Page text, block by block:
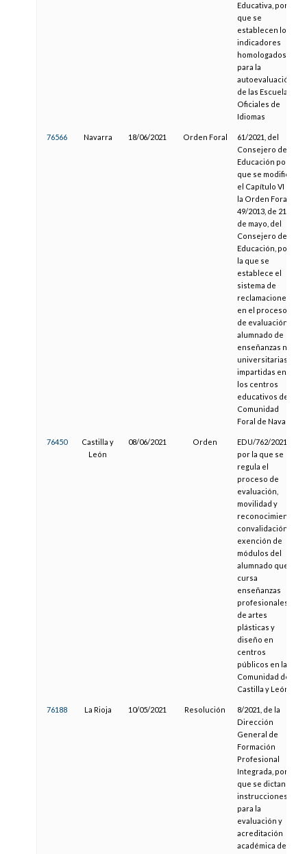
Educativa, por la
que se
establecen los
indicadores
homologados
para la
autoevaluación
de las Escuelas
Oficiales de
Idiomas
76566 Navarra 18/06/2021 Orden Foral
61/2021, del
Consejero de
Educación por la
que se modifica
el Capítulo VI de
la Orden Foral
49/2013, de 21
de mayo, del
Consejero de
Educación, por
la que se
establece el
sistema de
reclamaciones
en el proceso
de evaluación al
alumnado de
enseñanzas no
universitarias
impartidas en
los centros
educativos de la
Comunidad
Foral de Navarra
76450
Castilla y
León
08/06/2021 Orden
EDU/762/2021,
por la que se
regula el
proceso de
evaluación,
movilidad y
reconocimiento,
convalidación y
exención de
módulos del
alumnado que
cursa
enseñanzas
profesionales
de artes
plásticas y
diseño en
centros
públicos en la
Comunidad de
Castilla y León
76188 La Rioja 10/05/2021 Resolución
8/2021, de la
Dirección
General de
Formación
Profesional
Integrada, por la
que se dictan
instrucciones
para la
evaluación y
acreditación
académica de